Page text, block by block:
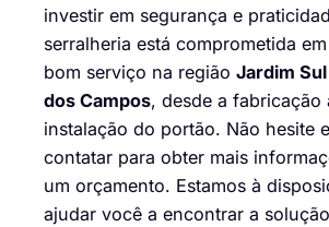
investir em segurança e
serralheria está comprometida
bom serviço na região Jardim
dos Campos, desde a fabricação
instalação do portão. Não hesite
contatar para obter mais
um orçamento. Estamos à
ajudar você a encontrar a